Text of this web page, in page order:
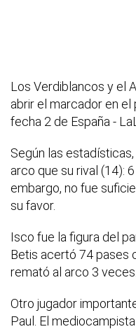
Los Verdiblancos y el
abrir el marcador en
fecha 2 de España -
Según las
arco que su rival (14):
embargo, no fue
su favor.
Isco fue la figura del
Betis acertó 74 pases
remató al arco 3 veces.
Otro jugador
Paul. El